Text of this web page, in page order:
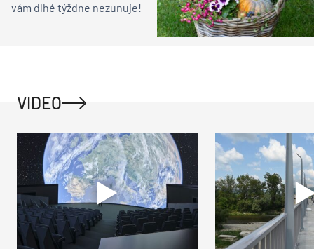
dizajnér vytvorí 10 návrhov,
hniloba!
Urob si sám
Čo vysadiť do prázdnych
kvetináčov na jeseň?
Pohľad na tieto farby sa
vám dlhé týždne nezunuje!